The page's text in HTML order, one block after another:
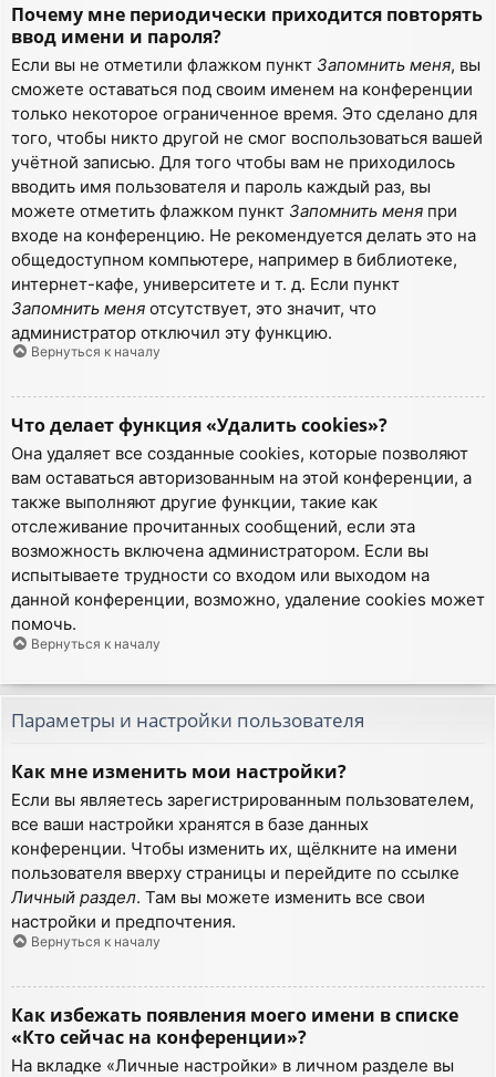
Почему мне периодически приходится повторять
ввод имени и пароля?
Если вы не отметили флажком пункт Запомнить меня, вы
сможете оставаться под своим именем на конференции
только некоторое ограниченное время. Это сделано для
того, чтобы никто другой не смог воспользоваться вашей
учётной записью. Для того чтобы вам не приходилось
вводить имя пользователя и пароль каждый раз, вы
можете отметить флажком пункт Запомнить меня при
входе на конференцию. Не рекомендуется делать это на
общедоступном компьютере, например в библиотеке,
интернет-кафе, университете и т. д. Если пункт
Запомнить меня отсутствует, это значит, что
администратор отключил эту функцию.
Вернуться к началу
Что делает функция «Удалить cookies»?
Она удаляет все созданные cookies, которые позволяют
вам оставаться авторизованным на этой конференции, а
также выполняют другие функции, такие как
отслеживание прочитанных сообщений, если эта
возможность включена администратором. Если вы
испытываете трудности со входом или выходом на
данной конференции, возможно, удаление cookies может
помочь.
Вернуться к началу
Параметры и настройки пользователя
Как мне изменить мои настройки?
Если вы являетесь зарегистрированным пользователем,
все ваши настройки хранятся в базе данных
конференции. Чтобы изменить их, щёлкните на имени
пользователя вверху страницы и перейдите по ссылке
Личный раздел. Там вы можете изменить все свои
настройки и предпочтения.
Вернуться к началу
Как избежать появления моего имени в списке
«Кто сейчас на конференции»?
На вкладке «Личные настройки» в личном разделе вы